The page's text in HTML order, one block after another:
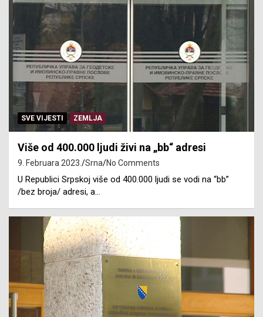
SVE VIJESTI ZEMLJA
Više od 400.000 ljudi živi na „bb“ adresi
9. Februara 2023. Srna No Comments
U Republici Srpskoj više od 400.000 ljudi se vodi na “bb”
/bez broja/ adresi, a…